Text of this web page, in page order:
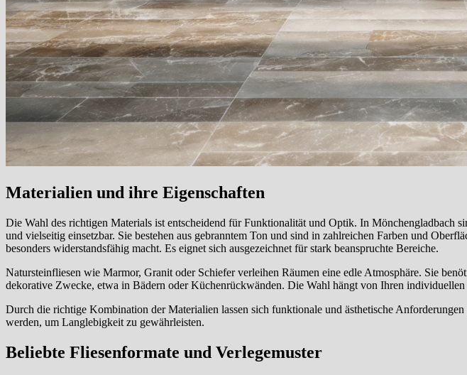
Materialien und ihre Eigenschaften
Die Wahl des richtigen Materials ist entscheidend für Funktionalität und Optik. In
und vielseitig einsetzbar. Sie bestehen aus gebranntem Ton und sind in zahlreichen Farben und
besonders widerstandsfähig macht. Es eignet sich ausgezeichnet für stark beanspruchte Bereiche.
Natursteinfliesen wie Marmor, Granit oder Schiefer verleihen Räumen eine edle Atmosphäre. Sie
dekorative Zwecke, etwa in Bädern oder Küchenrückwänden. Die Wahl hängt von Ihren
Durch die richtige Kombination der Materialien lassen sich funktionale und ästhetische
werden, um Langlebigkeit zu gewährleisten.
Beliebte Fliesenformate und Verlegemuster